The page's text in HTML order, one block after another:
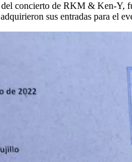
concierto de RKM & Ken-Y,
sus entradas para